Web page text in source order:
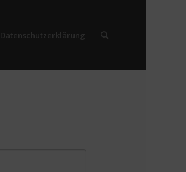
Datenschutzerklärung